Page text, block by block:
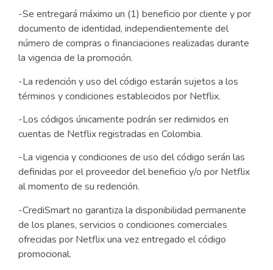
-Se entregará máximo un (1) beneficio por cliente y por
documento de identidad, independientemente del
número de compras o financiaciones realizadas durante
la vigencia de la promoción.
-La redención y uso del código estarán sujetos a los
términos y condiciones establecidos por Netflix.
-Los códigos únicamente podrán ser redimidos en
cuentas de Netflix registradas en Colombia.
-La vigencia y condiciones de uso del código serán las
definidas por el proveedor del beneficio y/o por Netflix
al momento de su redención.
-CrediSmart no garantiza la disponibilidad permanente
de los planes, servicios o condiciones comerciales
ofrecidas por Netflix una vez entregado el código
promocional.